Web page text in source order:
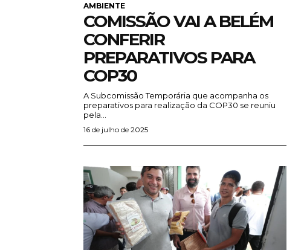
AMBIENTE
COMISSÃO VAI A BELÉM
CONFERIR
PREPARATIVOS PARA
COP30
A Subcomissão Temporária que acompanha os
preparativos para realização da COP30 se reuniu
pela...
16 de julho de 2025